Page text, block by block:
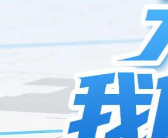
羊用繁育养殖设备
猪用繁育养殖设备